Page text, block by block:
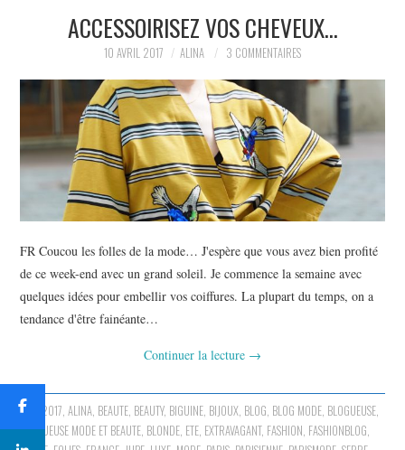
ACCESSOIRISEZ VOS CHEVEUX…
10 AVRIL 2017 ALINA 3 COMMENTAIRES
FR Coucou les folles de la mode… J'espère que vous avez bien profité
de ce week-end avec un grand soleil. Je commence la semaine avec
quelques idées pour embellir vos coiffures. La plupart du temps, on a
tendance d'être fainéante…
Continuer la lecture →
2017, ALINA, BEAUTE, BEAUTY, BIGUINE, BIJOUX, BLOG, BLOG MODE, BLOGUEUSE,
BLOGUEUSE MODE ET BEAUTE, BLONDE, ETE, EXTRAVAGANT, FASHION, FASHIONBLOG,